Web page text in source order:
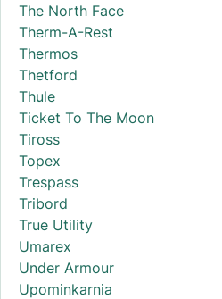
The North Face
Therm-A-Rest
Thermos
Thetford
Thule
Ticket To The Moon
Tiross
Topex
Trespass
Tribord
True Utility
Umarex
Under Armour
Upominkarnia